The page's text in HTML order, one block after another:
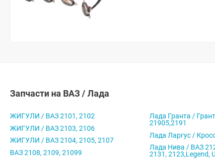
Запчасти на ВАЗ / Лада
ЖИГУЛИ / ВАЗ 2101, 2102
ЖИГУЛИ / ВАЗ 2103, 2106
ЖИГУЛИ / ВАЗ 2104, 2105, 2107
ВАЗ 2108, 2109, 21099
Лада Гранта /
21905,2191
Лада Ларгус /
Лада Нива / ВАЗ
2131, 2123,Legend,